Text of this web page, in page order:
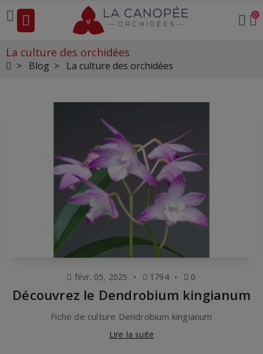
0
La culture des orchidées
Blog La culture des orchidées
févr. 05, 2025 1794 0
Découvrez le Dendrobium kingianum
Fiche de culture Dendrobium kingianum
Lire la suite